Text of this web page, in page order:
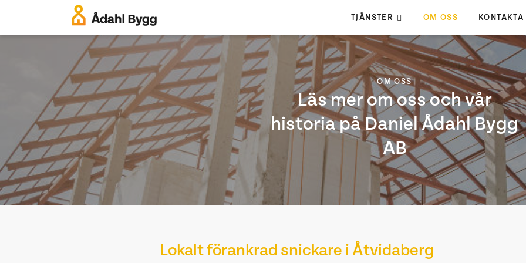
TJÄNSTER OM OSS KONTAKTA
OM OSS
Läs mer om oss och vår
historia på Daniel Ådahl Bygg
AB
Lokalt förankrad snickare i Åtvidaberg